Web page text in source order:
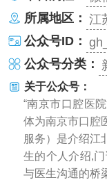
所属地区： 江
公众号ID：
公众号分类：
关于公众号：
“南京市口腔医
体为南京市口腔
服务）是介绍江
生的个人介绍,
与医生沟通的桥